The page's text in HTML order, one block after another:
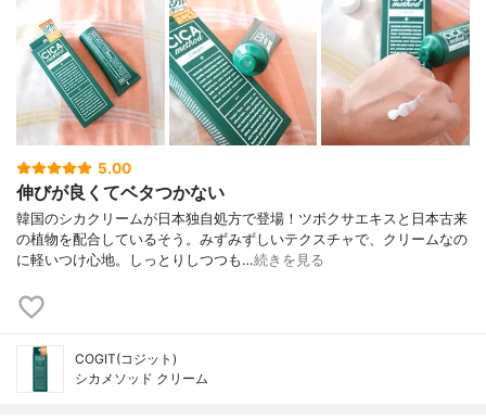
5.00
伸びが良くてベタつかない
韓国のシカクリームが日本独自処方で登場！ツボクサエキスと日本古来
の植物を配合しているそう。みずみずしいテクスチャで、クリームなの
に軽いつけ心地。しっとりしつつも…続きを見る
COGIT(コジット)
シカメソッド クリーム